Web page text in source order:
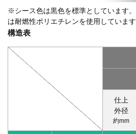
※シース色は黒色を標準としています
は耐燃性ポリエチレンを使用しています
構造表
仕上
外径
約mm